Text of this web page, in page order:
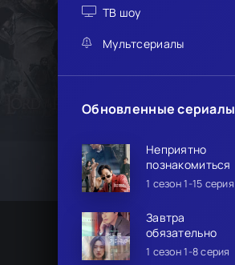
ТВ шоу
Мультсериалы
Обновленные сериалы
Неприятно
познакомиться
1 сезон 1-15 серия
Завтра
обязательно
1 сезон 1-8 серия